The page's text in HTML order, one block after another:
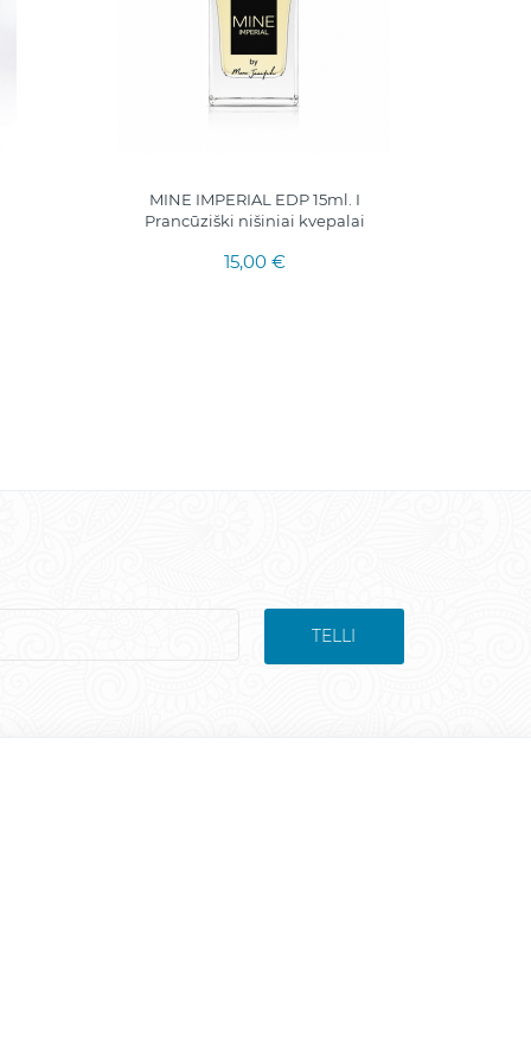
MINE IMPERIAL EDP 15ml. I
Prancūziški nišiniai kvepalai
15,00 €
TELLI